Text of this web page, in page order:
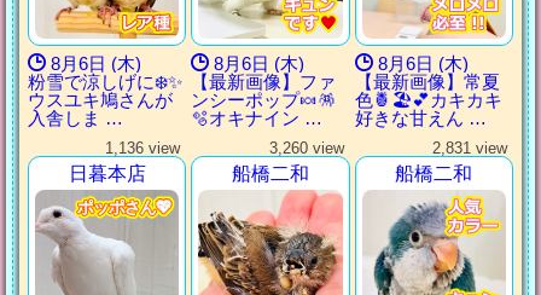
8月6日 (木)
粉雪で涼しげに❄️✨
ウスユキ鳩さんが
入舎しま …
8月6日 (木)
【最新画像】ファ
ンシーポップ🍬🪅
🫧オキナイン …
8月6日 (木)
【最新画像】常夏
色🍍🏖💕カキカキ
好きな甘えん …
1,136 view
日暮本店
ポッポさん💖
ポッポさん💖
ポッポさん💖
ポッポさん💖
3,260 view
船橋二和
2,831 view
船橋二和